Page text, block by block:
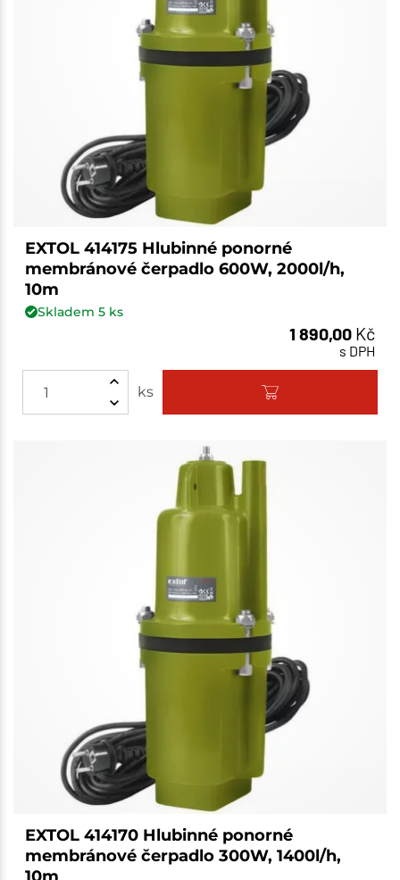
EXTOL 414175 Hlubinné ponorné
membránové čerpadlo 600W, 2000l/h,
10m
Skladem 5ks
1 890,00 Kč
s DPH
ks
EXTOL 414170 Hlubinné ponorné
membránové čerpadlo 300W, 1400l/h,